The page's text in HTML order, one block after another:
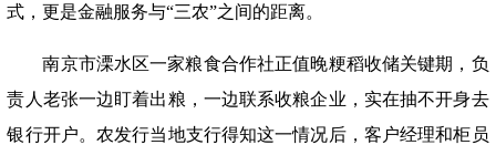
式，更是金融服务与“三农”之间的距离。
南京市溧水区一家粮食合作社正值晚粳稻收储关键期，负
责人老张一边盯着出粮，一边联系收粮企业，实在抽不开身去
银行开户。农发行当地支行得知这一情况后，客户经理和柜员